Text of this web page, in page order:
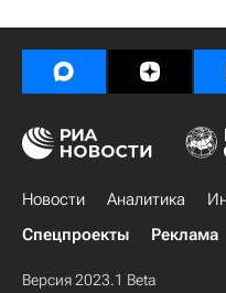
Новости Аналитика
Спецпроекты
Реклама
Версия 2023.1 Beta